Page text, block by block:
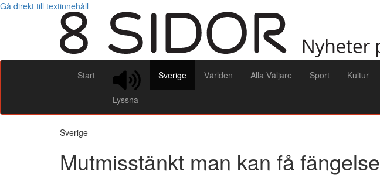
Gå direkt till textinnehåll
Start
Lyssna
Sverige Världen Alla Väljare Sport Kultur
Sverige
Mutmisstänkt man kan få fängelse